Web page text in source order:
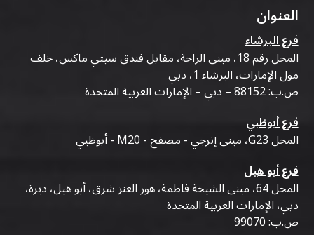
العنوان
فرع البرشاء
المحل رقم 18، مبنى الراحة، مقابل فندق سيتي ماكس، خلف
مول الإمارات، البرشاء 1، دبي
ص.ب: 88152 – دبي – الإمارات العربية المتحدة
فرع أبوظبي
المحل G23، مبنى إنرجي - مصفح - M20 - أبوظبي
فرع أبو هيل
المحل 64، مبنى الشيخة فاطمة، هور العنز شرق، أبو هيل، ديرة،
دبي، الإمارات العربية المتحدة
ص.ب: 99070